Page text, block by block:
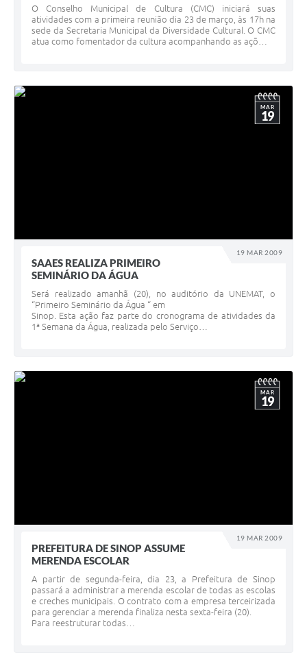
O Conselho Municipal de Cultura (CMC) iniciará suas
atividades com a primeira reunião dia 23 de março, às 17h na
sede da Secretaria Municipal da Diversidade Cultural. O CMC
atua como fomentador da cultura acompanhando as açõ…
19 MAR 2009
MAR
19
SAAES REALIZA PRIMEIRO
SEMINÁRIO DA ÁGUA
Será realizado amanhã (20), no auditório da UNEMAT, o
“Primeiro Seminário da Água “ em
Sinop. Esta ação faz parte do cronograma de atividades da
1ª Semana da Água, realizada pelo Serviço…
19 MAR 2009
MAR
19
PREFEITURA DE SINOP ASSUME
MERENDA ESCOLAR
A partir de segunda-feira, dia 23, a Prefeitura de Sinop
passará a administrar a merenda escolar de todas as escolas
e creches municipais. O contrato com a empresa terceirizada
para gerenciar a merenda finaliza nesta sexta-feira (20).
Para reestruturar todas…